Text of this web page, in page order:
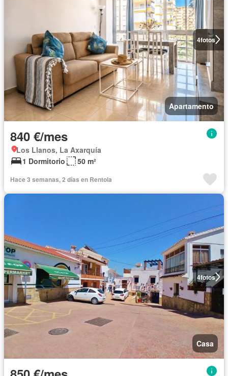
4fotos
Apartamento
840 €/mes
Los Llanos, La Axarquía
1 Dormitorio
50 m²
Hace 3 semanas, 2 días en Rentola
4fotos
Casa